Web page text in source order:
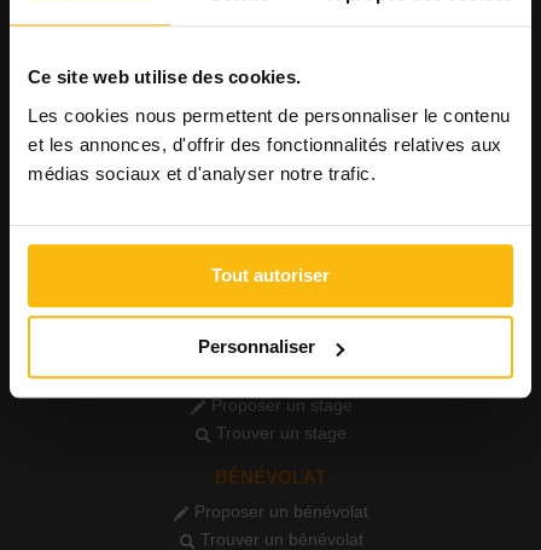
Ce site web utilise des cookies.
Les cookies nous permettent de personnaliser le contenu
et les annonces, d'offrir des fonctionnalités relatives aux
médias sociaux et d'analyser notre trafic.
Tout autoriser
Personnaliser
Publier un événement
Consulter l'agenda
FORMATIONS
PETITES ANNONCES
Proposer un stage
Trouver un stage
BÉNÉVOLAT
Proposer un bénévolat
Trouver un bénévolat